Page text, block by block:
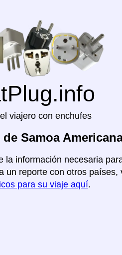
viajero con enchufes
Samoa
información necesaria
reporte con otros países,
para su viaje aquí.